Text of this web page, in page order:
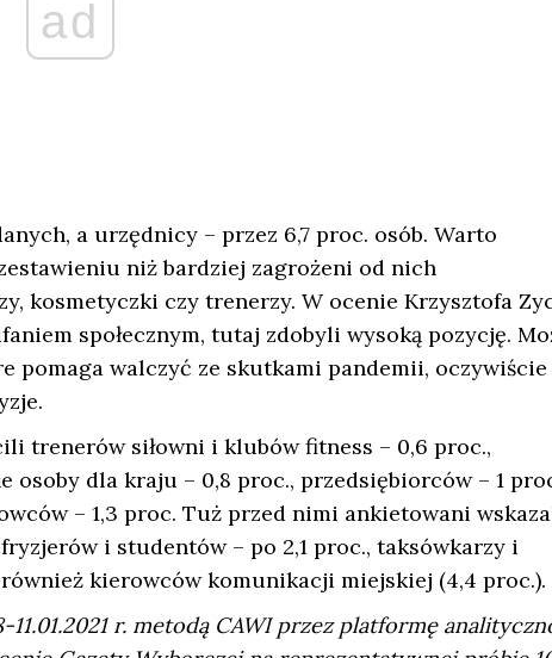
ad
a urzędnicy – przez 6,7 proc. osób. Warto
niż bardziej zagrożeni od nich
kosmetyczki czy trenerzy. W ocenie Krzysztofa
społecznym, tutaj zdobyli wysoką pozycję.
pomaga walczyć ze skutkami pandemii, oczywiście
trenerów siłowni i klubów fitness – 0,6 proc.,
osoby dla kraju – 0,8 proc., przedsiębiorców – 1
– 1,3 proc. Tuż przed nimi ankietowani
i studentów – po 2,1 proc., taksówkarzy i
kierowców komunikacji miejskiej (4,4 proc.).
r. metodą CAWI przez platformę